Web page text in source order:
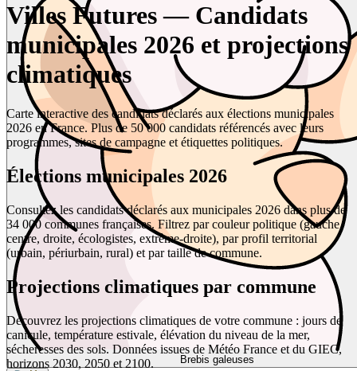
Brebis galeuses
Villes Futures — Candidats
municipales 2026 et projections
climatiques
Carte interactive des candidats déclarés aux élections municipales
2026 en France. Plus de 50 000 candidats référencés avec leurs
programmes, sites de campagne et étiquettes politiques.
Élections municipales 2026
Consultez les candidats déclarés aux municipales 2026 dans plus de
34 000 communes françaises. Filtrez par couleur politique (gauche,
centre, droite, écologistes, extrême-droite), par profil territorial
(urbain, périurbain, rural) et par taille de commune.
Projections climatiques par commune
Découvrez les projections climatiques de votre commune : jours de
canicule, température estivale, élévation du niveau de la mer,
sécheresses des sols. Données issues de Météo France et du GIEC,
horizons 2030, 2050 et 2100.